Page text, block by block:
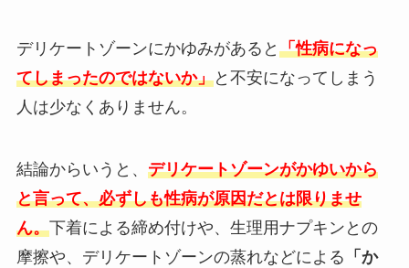
デリケートゾーンにかゆみがあると 「性病になっ
てしまったのではないか」と不安になってしまう
人は少なくありません。
結論からいうと、 デリケートゾーンがかゆいから
と言って、必ずしも性病が原因だとは限りませ
ん。下着による締め付けや、生理用ナプキンとの
摩擦や、デリケートゾーンの蒸れなどによる 「か